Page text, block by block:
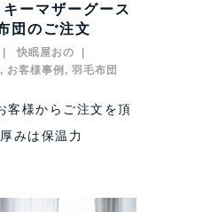
ーマザーグース
団のご注文
快眠屋おの
, お客様事例 , 羽毛布団
客様からご注文を頂
みは保温力